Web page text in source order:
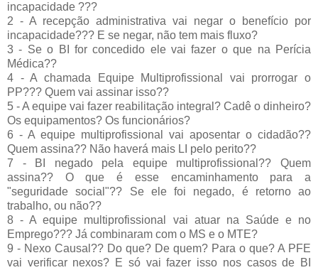
incapacidade ???
2 - A recepção administrativa vai negar o benefício por
incapacidade??? E se negar, não tem mais fluxo?
3 - Se o BI for concedido ele vai fazer o que na Perícia
Médica??
4 - A chamada Equipe Multiprofissional vai prorrogar o
PP??? Quem vai assinar isso??
5 - A equipe vai fazer reabilitação integral? Cadê o dinheiro?
Os equipamentos? Os funcionários?
6 - A equipe multiprofissional vai aposentar o cidadão??
Quem assina?? Não haverá mais LI pelo perito??
7 - BI negado pela equipe multiprofissional?? Quem
assina?? O que é esse encaminhamento para a
"seguridade social"?? Se ele foi negado, é retorno ao
trabalho, ou não??
8 - A equipe multiprofissional vai atuar na Saúde e no
Emprego??? Já combinaram com o MS e o MTE?
9 - Nexo Causal?? Do que? De quem? Para o que? A PFE
vai verificar nexos? E só vai fazer isso nos casos de BI